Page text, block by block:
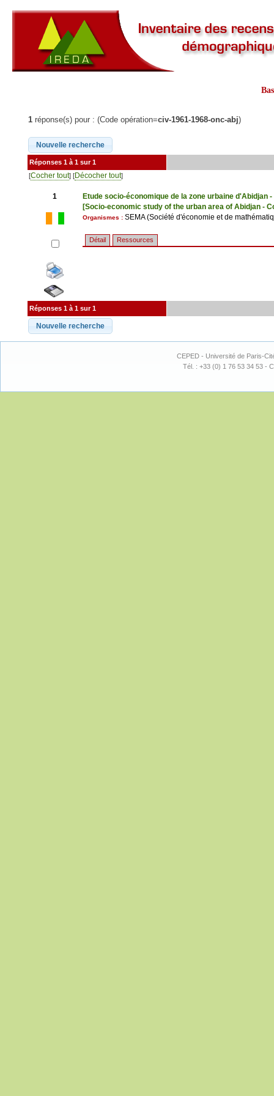
1 réponse(s) pour : (Code opération=civ-1961-1968-onc-abj)
Réponses 1 à 1 sur 1
[Cocher tout] [Décocher tout]
1
Etude socio-économique de la zone urbaine d'Abidjan
[Socio-economic study of the urban area of Abidjan -
Organismes : SEMA (Société d'économie et de
Détail Ressources
Réponses 1 à 1 sur 1
CEPED - Université de Paris-
Tél. : +33 (0) 1 76 53 34 53 -